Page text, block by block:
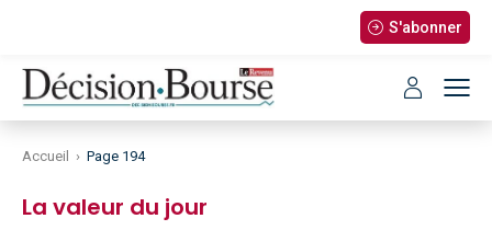
S'abonner
Accueil › Page 194
La valeur du jour